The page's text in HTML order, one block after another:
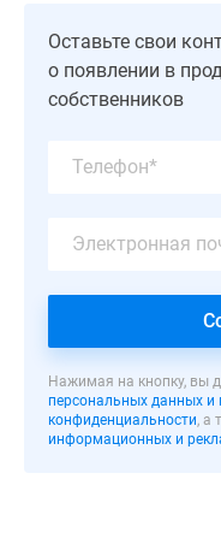
представляет
собой
многосекционную
оформленную
светло-
цветовой
гамме
помощью
Оставьте свои
о появлении в
собственников
Нажимая на кнопку, вы
персональных данных и
конфиденциальности, а
информационных и